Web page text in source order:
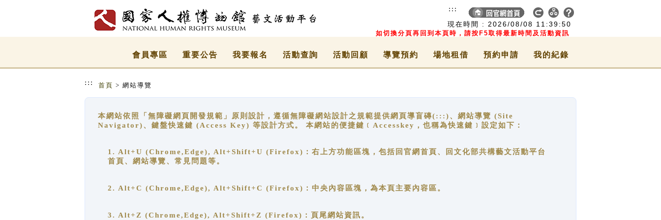
現在時間 : 2026/08/08 11:39:51
如切換分頁再回到本頁時，請按F5取得最新時間及活動資訊
:::
會員專區 重要公告 我要報名 活動查詢 活動回顧 導覽預約 場地租借 預約申請 我的紀錄
::: 首頁 > 網站導覽
本網站依照「無障礙網頁開發規範」原則設計，遵循無障礙網站設計之規範提供網頁導盲磚(:::)、網站導覽 (Site
Navigator)、鍵盤快速鍵 (Access Key) 等設計方式。 本網站的便捷鍵﹝Accesskey，也稱為快速鍵﹞設定如下：
1. Alt+U (Chrome,Edge), Alt+Shift+U (Firefox)：右上方功能區塊，包括回官網首頁、回文化部共構藝文活動平台
首頁、網站導覽、常見問題等。
2. Alt+C (Chrome,Edge), Alt+Shift+C (Firefox)：中央內容區塊，為本頁主要內容區。
3. Alt+Z (Chrome,Edge), Alt+Shift+Z (Firefox)：頁尾網站資訊。